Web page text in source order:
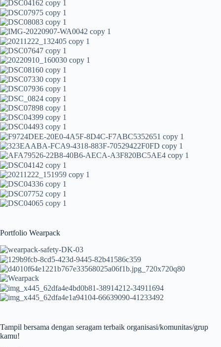
Portfolio Wearpack
Tampil bersama dengan seragam terbaik organisasi/komunitas/grup
kamu!